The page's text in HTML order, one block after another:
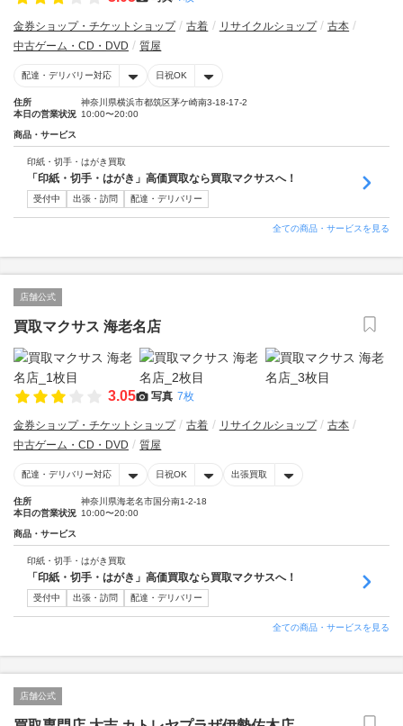
金券ショップ・チケットショップ 古着 リサイクルショップ
古本
中古ゲーム・CD・DVD
質屋
配達・デリバリー対応 日祝OK
住所
神奈川県横浜市都筑区茅ケ崎南3-18-17-2
本日の営業状況 10:00〜20:00
商品・サービス
印紙・切手・はがき買取
「印紙・切手・はがき」高価買取なら買取マクサスへ！
受付中 出張・訪問 配達・デリバリー
全ての商品・サービスを見る
店舗公式
買取マクサス 海老名店
3.05 写真 7枚
金券ショップ・チケットショップ 古着 リサイクルショップ
古本
中古ゲーム・CD・DVD
質屋
配達・デリバリー対応 日祝OK 出張買取
住所
神奈川県海老名市国分南1-2-18
本日の営業状況 10:00〜20:00
商品・サービス
印紙・切手・はがき買取
「印紙・切手・はがき」高価買取なら買取マクサスへ！
受付中 出張・訪問 配達・デリバリー
全ての商品・サービスを見る
店舗公式